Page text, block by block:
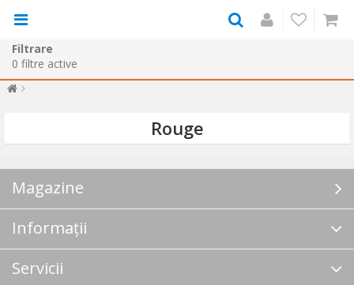
Filtrare
0 filtre active
Rouge
Magazine
Informații
Servicii